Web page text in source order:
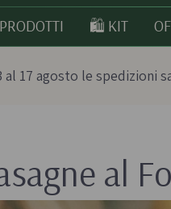
Pasta,
🛍️ KIT
al 17 agosto le spedizioni
al